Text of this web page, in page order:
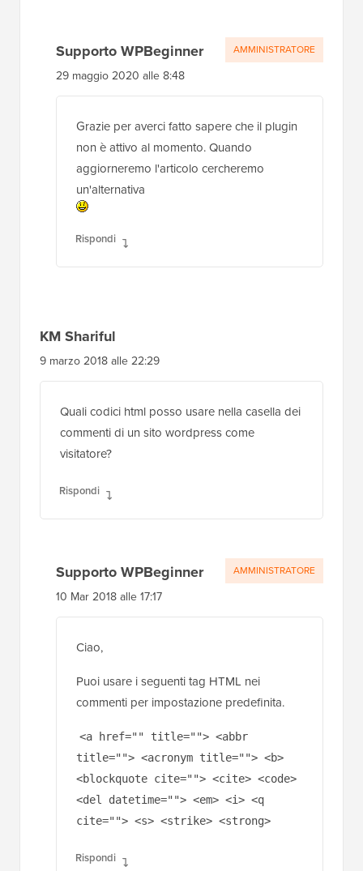
Supporto WPBeginner
29 maggio 2020 alle 8:48
Grazie per averci fatto sapere che il plugin
non è attivo al momento. Quando
aggiorneremo l'articolo cercheremo
un'alternativa
Rispondi
AMMINISTRATORE
KM Shariful
9 marzo 2018 alle 22:29
Quali codici html posso usare nella casella dei
commenti di un sito wordpress come
visitatore?
Rispondi
Supporto WPBeginner
10 Mar 2018 alle 17:17
Ciao,
Puoi usare i seguenti tag HTML nei
commenti per impostazione predefinita.
<a href="" title=""> <abbr
title=""> <acronym title=""> <b>
<blockquote cite=""> <cite> <code>
<del datetime=""> <em> <i> <q
cite=""> <s> <strike> <strong>
Rispondi
AMMINISTRATORE